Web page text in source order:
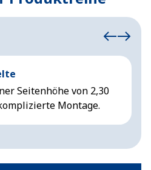
Seitenhöhe von 2,30
Montage.